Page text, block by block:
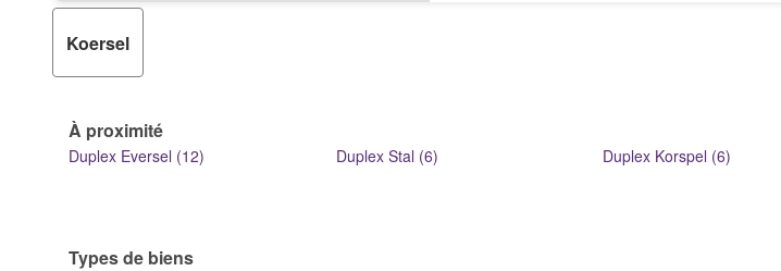
Koersel
À proximité
Duplex Eversel (12) Duplex Stal (6) Duplex Korspel (6)
Types de biens